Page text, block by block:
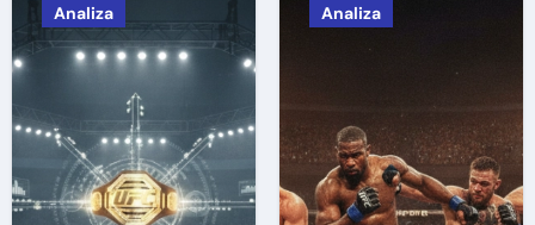
Analiza Analiza